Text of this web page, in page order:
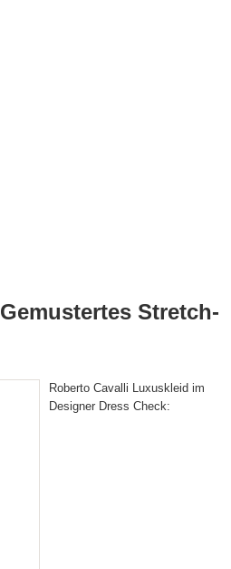
Stretch-
Roberto Cavalli Luxuskleid im
Designer Dress Check: